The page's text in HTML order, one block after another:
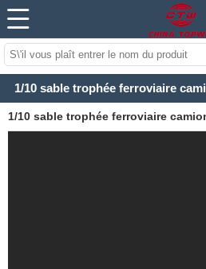
1/10 sable trophée ferroviaire
1/10 sable trophée ferroviaire